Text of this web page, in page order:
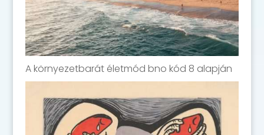
A környezetbarát életmód bno kód 8 alapján